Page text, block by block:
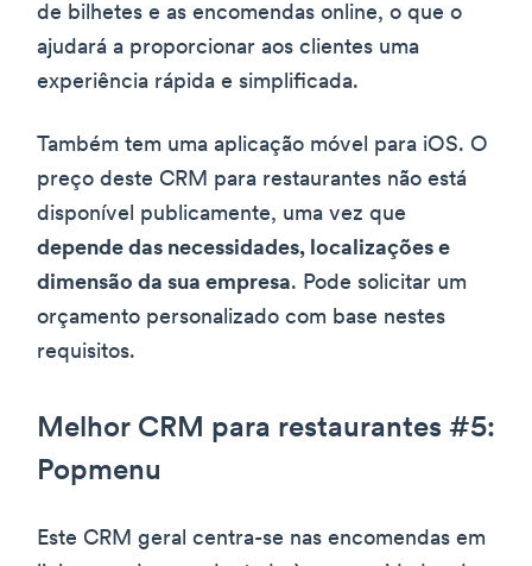
de bilhetes e as encomendas online, o que o
ajudará a proporcionar aos clientes uma
experiência rápida e simplificada.
Também tem uma aplicação móvel para iOS. O
preço deste CRM para restaurantes não está
disponível publicamente, uma vez que
depende das necessidades, localizações e
dimensão da sua empresa. Pode solicitar um
orçamento personalizado com base nestes
requisitos.
Melhor CRM para restaurantes #5:
Popmenu
Este CRM geral centra-se nas encomendas em